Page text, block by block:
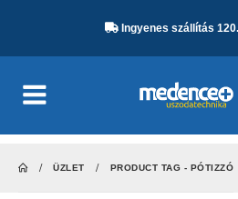
Ingyenes szállítás
ÜZLET PRODUCT TAG - PÓTIZZÓ